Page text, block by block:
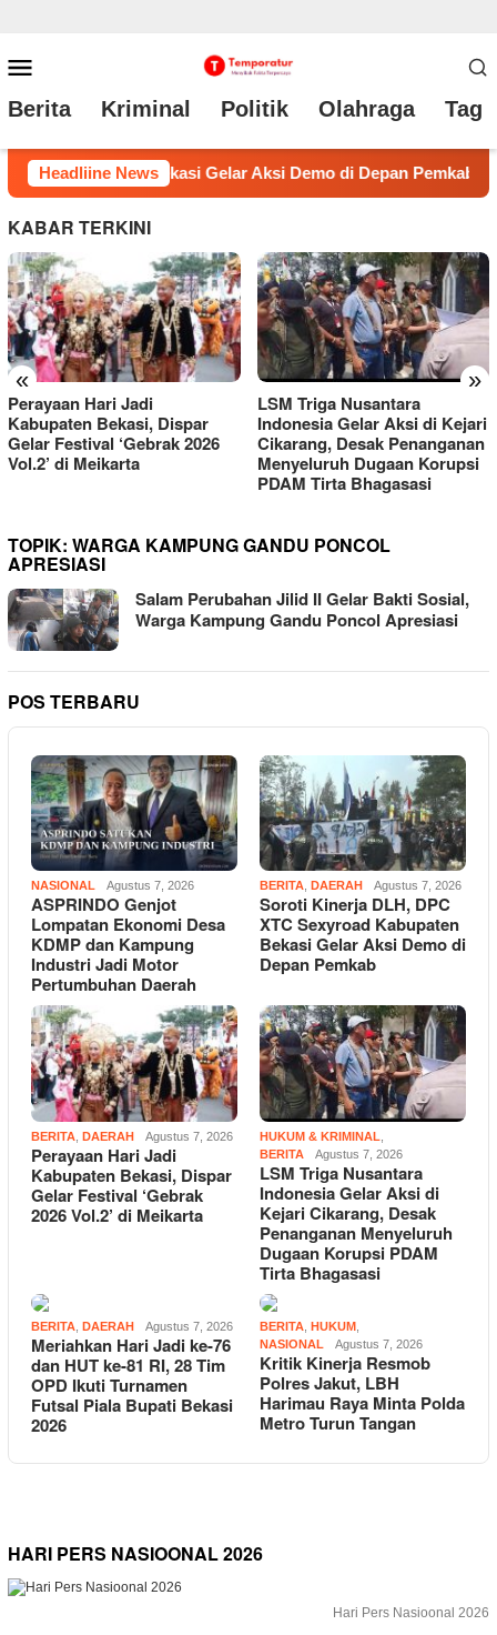
ke
konten
Mobile
Berita Kriminal Politik Olahraga Tag
Headliine News
Perayaan Hari Jadi Kabupaten Bekasi, Dispar Gelar
KABAR TERKINI
« »
Perayaan Hari Jadi
Kabupaten Bekasi, Dispar
Gelar Festival ‘Gebrak 2026
Vol.2’ di Meikarta
LSM Triga Nusantara
Indonesia Gelar Aksi di Kejari
Cikarang, Desak Penanganan
Menyeluruh Dugaan Korupsi
PDAM Tirta Bhagasasi
TOPIK: WARGA KAMPUNG GANDU PONCOL
APRESIASI
Salam Perubahan Jilid II Gelar Bakti Sosial,
Warga Kampung Gandu Poncol Apresiasi
POS TERBARU
NASIONAL Agustus 7, 2026
ASPRINDO Genjot
Lompatan Ekonomi Desa
KDMP dan Kampung
Industri Jadi Motor
Pertumbuhan Daerah
BERITA, DAERAH Agustus 7, 2026
Soroti Kinerja DLH, DPC
XTC Sexyroad Kabupaten
Bekasi Gelar Aksi Demo di
Depan Pemkab
BERITA DAERAH Agustus 7, 2026
Perayaan Hari Jadi
Kabupaten Bekasi, Dispar
Gelar Festival ‘Gebrak
2026 Vol.2’ di Meikarta
HUKUM & KRIMINAL
BERITA
Agustus 7, 2026
LSM Triga Nusantara
Indonesia Gelar Aksi di
Kejari Cikarang, Desak
Penanganan Menyeluruh
Dugaan Korupsi PDAM
Tirta Bhagasasi
BERITA DAERAH Agustus 7, 2026
Meriahkan Hari Jadi ke-76
dan HUT ke-81 RI, 28 Tim
OPD Ikuti Turnamen
Futsal Piala Bupati Bekasi
2026
BERITA HUKUM
NASIONAL
Agustus 7, 2026
Kritik Kinerja Resmob
Polres Jakut, LBH
Harimau Raya Minta Polda
Metro Turun Tangan
HARI PERS NASIOONAL 2026
Hari Pers Nasioonal 2026